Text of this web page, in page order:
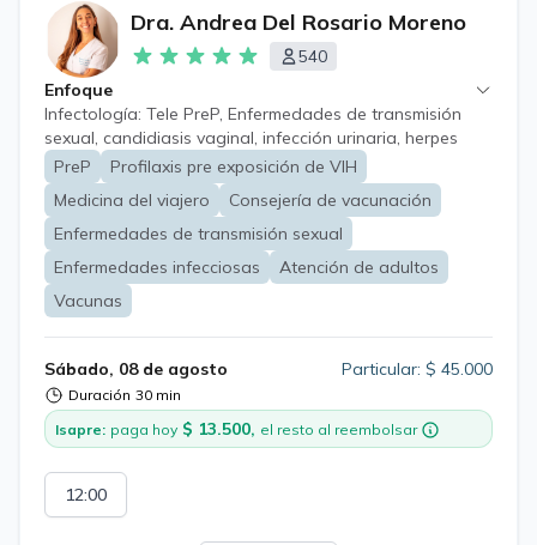
Dra. Andrea Del Rosario Moreno
540
Enfoque
Infectología: Tele PreP, Enfermedades de transmisión
sexual, candidiasis vaginal, infección urinaria, herpes
zoster y neuralgia post herpética Medicina del viajero y
consejería de vacunación pre viaje, diarrea del viajero,
prevención malaria.
PreP
Profilaxis pre exposición de VIH
Medicina del viajero
Consejería de vacunación
Enfermedades de transmisión sexual
Enfermedades infecciosas
Atención de adultos
Vacunas
Sábado, 08 de agosto
Duración 30 min
Particular: $ 45.000
Isapre: paga hoy $ 13.500, el resto al reembolsar
12:00